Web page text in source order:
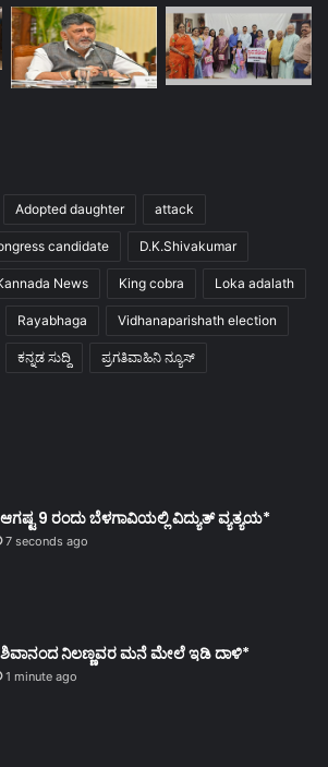
Adopted daughter attack
candidate D.K.Shivakumar
News King cobra Loka adalath
Rayabhaga Vidhanaparishath election
ಕನ್ನಡ ಸುದ್ದಿ ಪ್ರಗತಿವಾಹಿನಿ ನ್ಯೂಸ್
9 ರಂದು ಬೆಳಗಾವಿಯಲ್ಲಿ ವಿದ್ಯುತ್ ವ್ಯತ್ಯಯ*
7 seconds ago
ನಿಲಣ್ಣವರ ಮನೆ ಮೇಲೆ ಇಡಿ ದಾಳಿ*
1 minute ago